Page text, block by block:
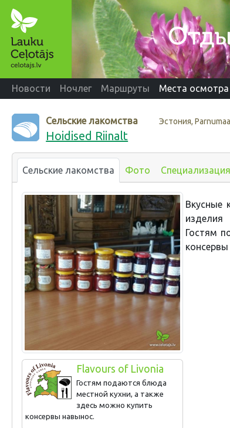
Новости Ночлег Маршруты Места осмотра
Сельские лакомства Эстония, Parnumaa
Hoidised Riinalt
Сельские лакомства Фото Специализация
Flavours of Livonia
Гостям подаются блюда
местной кухни, а также
здесь можно купить
консервы навынос.
Вкусные
изделия
Гостям